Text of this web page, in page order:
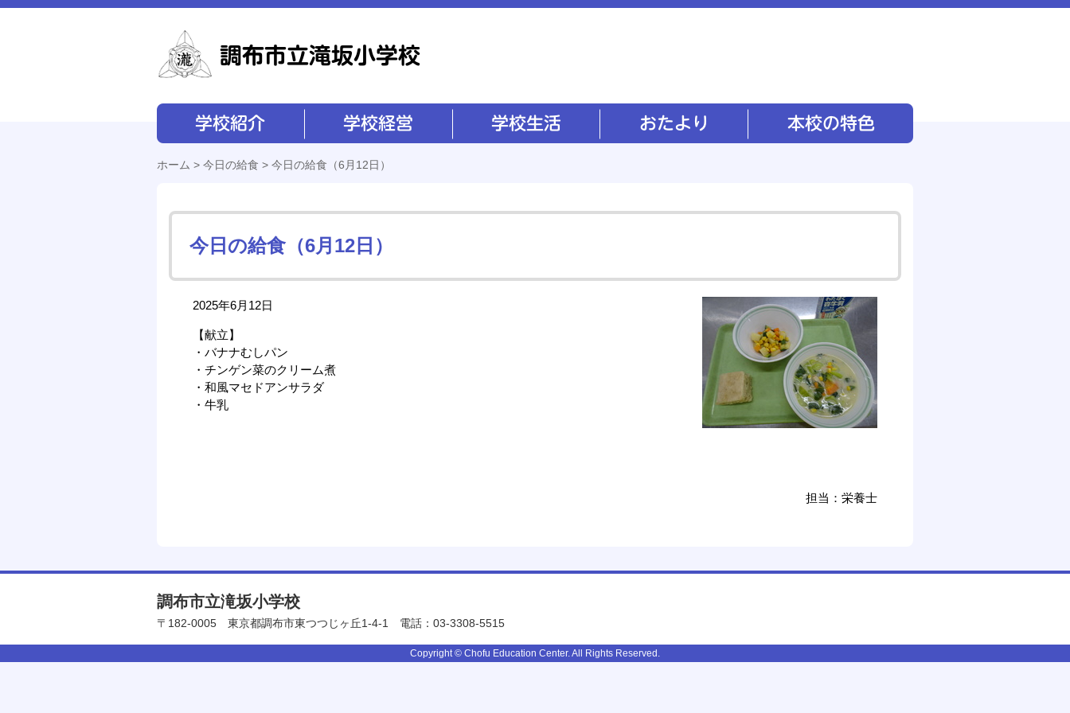
ホーム > 今日の給食 > 今日の給食（6月12日）
今日の給食（6月12日）
2025年6月12日
【献立】
・バナナむしパン
・チンゲン菜のクリーム煮
・和風マセドアンサラダ
・牛乳
担当：栄養士
調布市立滝坂小学校
〒182-0005 東京都調布市東つつじヶ丘1-4-1 電話：03-3308-5515
Copyright © Chofu Education Center. All Rights Reserved.